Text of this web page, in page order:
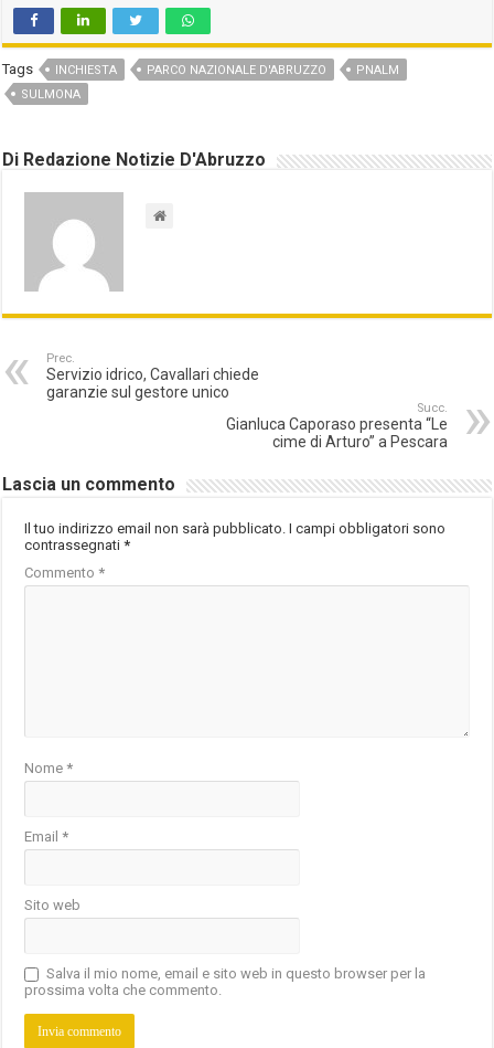
Tags INCHIESTA PARCO NAZIONALE D'ABRUZZO
PNALM
SULMONA
Di Redazione Notizie D'Abruzzo
Prec.
Servizio idrico, Cavallari chiede
garanzie sul gestore unico
Succ.
Gianluca Caporaso presenta “Le
cime di Arturo” a Pescara
Lascia un commento
Il tuo indirizzo email non sarà pubblicato. I campi obbligatori sono
contrassegnati*
Commento*
Nome*
Email*
Sito web
Salva il mio nome, email e sito web in questo browser per la
prossima volta che commento.